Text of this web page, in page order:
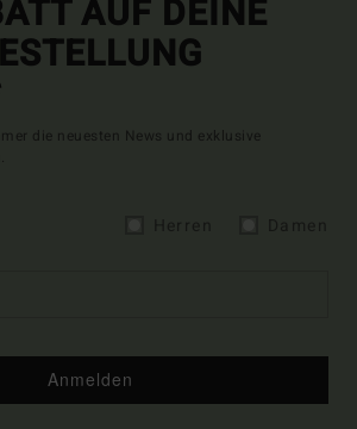
AUF DEINE
die neuesten News und exklusive
Anmelden